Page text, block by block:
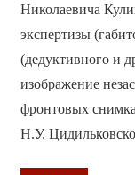
Николаевича
экспертизы
(дедуктивного и
изображение
фронтовых
Н.У.